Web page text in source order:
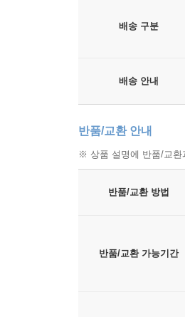
배송 구분
배송 안내
반품/교환 안내
※ 상품 설명에 반품/교환
반품/교환 방법
반품/교환 가능기간